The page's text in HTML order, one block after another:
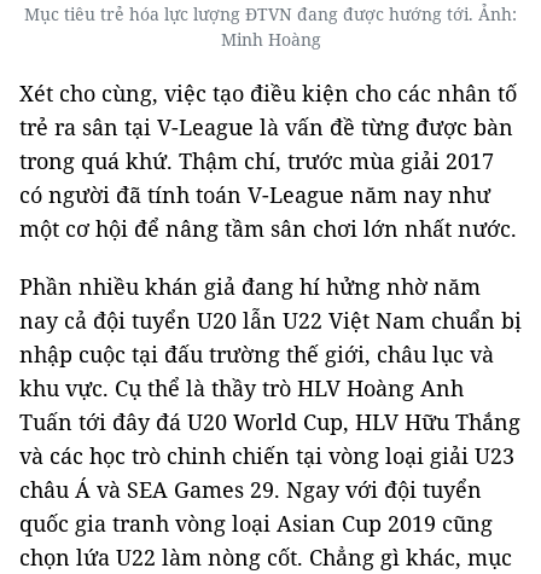
Mục tiêu trẻ hóa lực lượng ĐTVN đang được hướng tới. Ảnh:
Minh Hoàng
Xét cho cùng, việc tạo điều kiện cho các nhân tố
trẻ ra sân tại V-League là vấn đề từng được bàn
trong quá khứ. Thậm chí, trước mùa giải 2017
có người đã tính toán V-League năm nay như
một cơ hội để nâng tầm sân chơi lớn nhất nước.
Phần nhiều khán giả đang hí hửng nhờ năm
nay cả đội tuyển U20 lẫn U22 Việt Nam chuẩn bị
nhập cuộc tại đấu trường thế giới, châu lục và
khu vực. Cụ thể là thầy trò HLV Hoàng Anh
Tuấn tới đây đá U20 World Cup, HLV Hữu Thắng
và các học trò chinh chiến tại vòng loại giải U23
châu Á và SEA Games 29. Ngay với đội tuyển
quốc gia tranh vòng loại Asian Cup 2019 cũng
chọn lứa U22 làm nòng cốt. Chẳng gì khác, mục